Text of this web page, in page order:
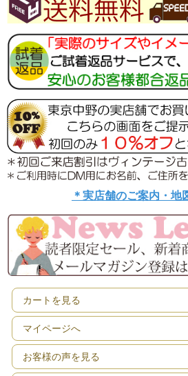
＊実店舗のご案内・地
カートを見る
マイページへ
お客様の声を見る